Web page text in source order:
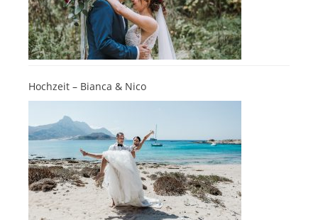
Hochzeit – Bianca & Nico